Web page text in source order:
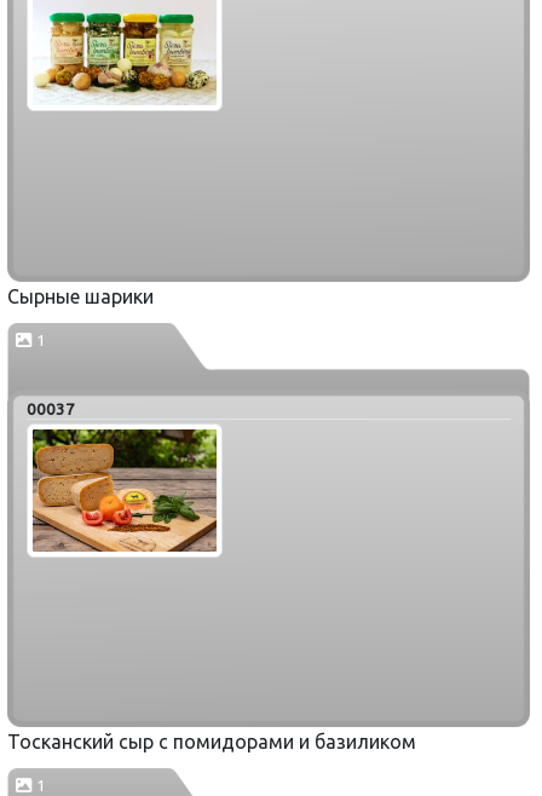
Сырные шарики
1
00037
Тосканский сыр с помидорами и базиликом
1